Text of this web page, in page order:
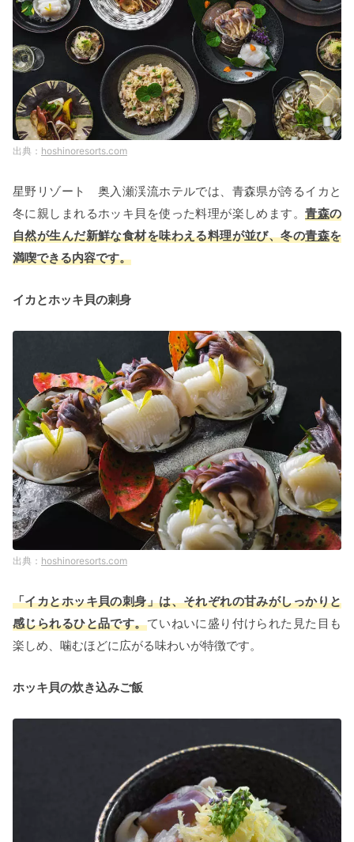
hoshinoresorts.com
星野リゾート 奥入瀬渓流ホテルでは、青森県が誇るイカと
冬に親しまれるホッキ貝を使った料理が楽しめます。青森の
自然が生んだ新鮮な食材を味わえる料理が並び、冬の青森を
満喫できる内容です。
イカとホッキ貝の刺身
hoshinoresorts.com
「イカとホッキ貝の刺身」は、それぞれの甘みがしっかりと
感じられるひと品です。ていねいに盛り付けられた見た目も
楽しめ、噛むほどに広がる味わいが特徴です。
ホッキ貝の炊き込みご飯